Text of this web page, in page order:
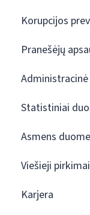
Korupcijos
Pranešėjų
Statistiniai
Asmens
Viešieji pirkimai
Karjera